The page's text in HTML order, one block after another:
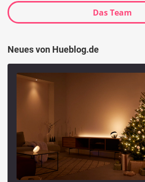
Das Team
Neues von Hueblog.de